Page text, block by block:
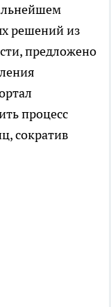
решений из
предложено
процесс
сократив